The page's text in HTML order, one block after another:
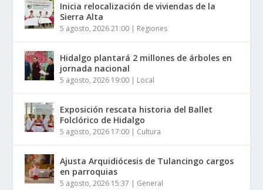
Inicia relocalización de viviendas de la
Sierra Alta
5 agosto, 2026 21:00 | Regiones
Hidalgo plantará 2 millones de árboles en
jornada nacional
5 agosto, 2026 19:00 | Local
Exposición rescata historia del Ballet
Folclórico de Hidalgo
5 agosto, 2026 17:00 | Cultura
Ajusta Arquidiócesis de Tulancingo cargos
en parroquias
5 agosto, 2026 15:37 | General